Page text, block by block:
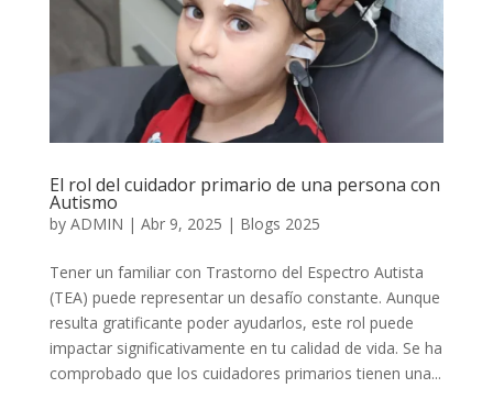
El rol del cuidador primario de una persona con
Autismo
by ADMIN | Abr 9, 2025 | Blogs 2025
Tener un familiar con Trastorno del Espectro Autista
(TEA) puede representar un desafío constante. Aunque
resulta gratificante poder ayudarlos, este rol puede
impactar significativamente en tu calidad de vida. Se ha
comprobado que los cuidadores primarios tienen una...